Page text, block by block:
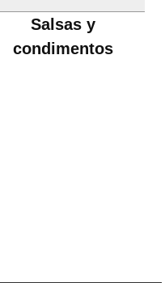
Salsas y
condimentos